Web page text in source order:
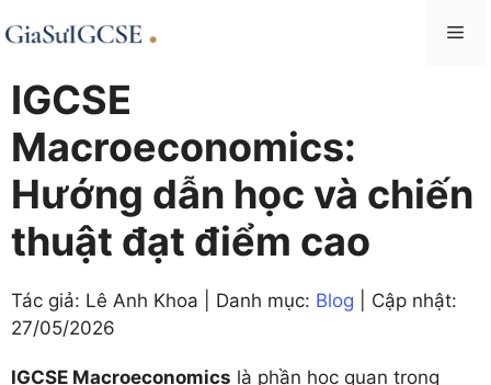
to
IGCSE
Macroeconomics:
Hướng dẫn học và chiến
thuật đạt điểm cao
Tác giả: Lê Anh Khoa | Danh mục: Blog | Cập nhật:
27/05/2026
IGCSE Macroeconomics là phần học quan trọng